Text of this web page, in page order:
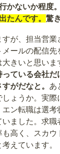
かないか程度。
たんです。 驚
が、担当営業
ールの配信先
きいと思いま
ている会社だ
がだなと。 あ
ょうか。実際
ン転職は選考
ました。求職
高く、スカウ
えています。